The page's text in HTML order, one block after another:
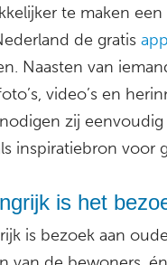
te maken
de gratis app
Naasten van
video’s en
zij
inspiratiebron voor
is het
is bezoek aan